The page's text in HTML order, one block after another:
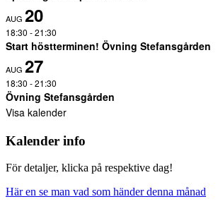
AUG 20
18:30 -21:30
Start höstterminen! Övning Stefansgården
AUG 27
18:30 -21:30
Övning Stefansgården
Visa kalender
Kalender info
För detaljer, klicka på respektive dag!
Här en se man vad som händer denna månad